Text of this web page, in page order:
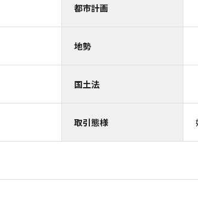
都市計画
地勢
国土法
取引態様